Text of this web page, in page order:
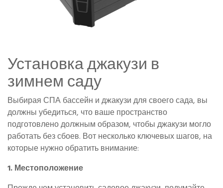
Установка джакузи в
зимнем саду
Выбирая СПА бассейн и джакузи для своего сада, вы
должны убедиться, что ваше пространство
подготовлено должным образом, чтобы джакузи могло
работать без сбоев. Вот несколько ключевых шагов, на
которые нужно обратить внимание:
1. Местоположение